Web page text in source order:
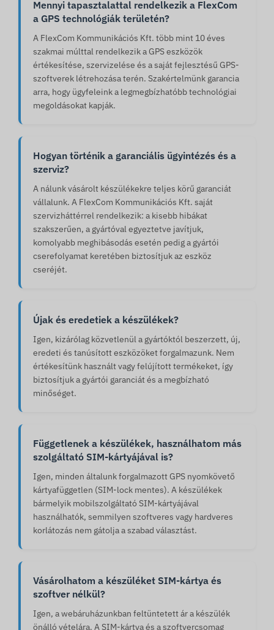
Mennyi tapasztalattal rendelkezik a FlexCom
a GPS technológiák területén?
A FlexCom Kommunikációs Kft. több mint 10 éves
szakmai múlttal rendelkezik a GPS eszközök
értékesítése, szervizelése és a saját fejlesztésű GPS-
szoftverek létrehozása terén. Szakértelmünk garancia
arra, hogy ügyfeleink a legmegbízhatóbb technológiai
megoldásokat kapják.
Hogyan történik a garanciális ügyintézés és a
szerviz?
A nálunk vásárolt készülékekre teljes körű garanciát
vállalunk. A FlexCom Kommunikációs Kft. saját
szervizháttérrel rendelkezik: a kisebb hibákat
szakszerűen, a gyártóval egyeztetve javítjuk,
komolyabb meghibásodás esetén pedig a gyártói
cserefolyamat keretében biztosítjuk az eszköz
cseréjét.
Újak és eredetiek a készülékek?
Igen, kizárólag közvetlenül a gyártóktól beszerzett, új,
eredeti és tanúsított eszközöket forgalmazunk. Nem
értékesítünk használt vagy felújított termékeket, így
biztosítjuk a gyártói garanciát és a megbízható
minőséget.
Függetlenek a készülékek, használhatom más
szolgáltató SIM-kártyájával is?
Igen, minden általunk forgalmazott GPS nyomkövető
kártyafüggetlen (SIM-lock mentes). A készülékek
bármelyik mobilszolgáltató SIM-kártyájával
használhatók, semmilyen szoftveres vagy hardveres
korlátozás nem gátolja a szabad választást.
Vásárolhatom a készüléket SIM-kártya és
szoftver nélkül?
Igen, a webáruházunkban feltüntetett ár a készülék
önálló vételára. A SIM-kártya és a szoftvercsomag